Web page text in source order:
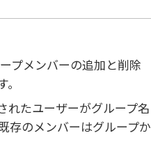
プメンバーの追加と削除
れたユーザーがグループ名
存のメンバーはグループか